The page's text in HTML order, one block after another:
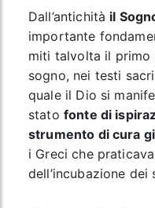
Dall’antichità il
importante
miti talvolta il primo
sogno, nei testi
quale il Dio si
stato fonte di
strumento di cura
i Greci che
dell’incubazione dei